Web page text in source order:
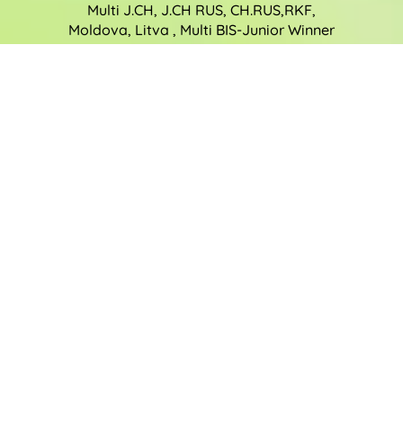
Multi J.CH, J.CH RUS, CH.RUS,RKF,
Moldova, Litva , Multi BIS-Junior Winner